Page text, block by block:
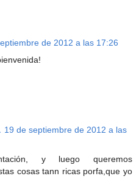
de 2012 a las 17:26
19 de septiembre de 2012 a las
y luego queremos
cosas tann ricas porfa,que yo